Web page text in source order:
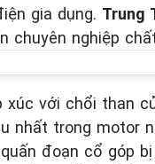
gia dụng. Trung
chuyên nghiệp
với chổi than
nhất trong motor
đoạn cổ góp